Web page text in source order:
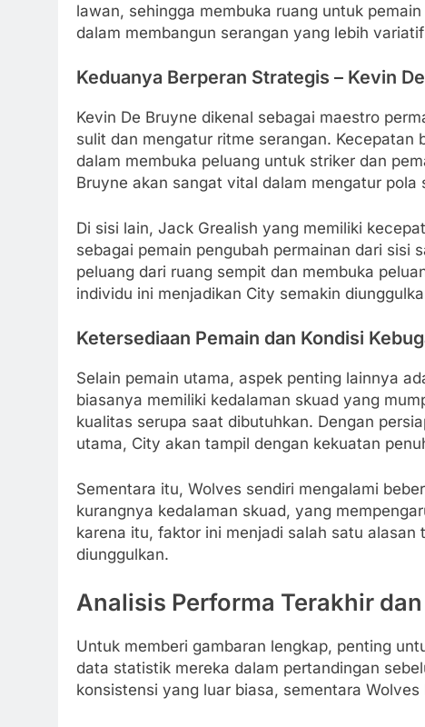
lawan, sehingga membuka ruang untuk
dalam membangun serangan yang lebih
Keduanya Berperan Strategis – Kevin
Kevin De Bruyne dikenal sebagai maestro
sulit dan mengatur ritme serangan.
dalam membuka peluang untuk striker dan
Bruyne akan sangat vital dalam mengatur
Di sisi lain, Jack Grealish yang memiliki
sebagai pemain pengubah permainan dari sisi
peluang dari ruang sempit dan membuka
individu ini menjadikan City semakin
Ketersediaan Pemain dan Kondisi
Selain pemain utama, aspek penting lainnya
biasanya memiliki kedalaman skuad yang
kualitas serupa saat dibutuhkan. Dengan
utama, City akan tampil dengan kekuatan
Sementara itu, Wolves sendiri mengalami
kurangnya kedalaman skuad, yang
karena itu, faktor ini menjadi salah satu
diunggulkan.
Analisis Performa Terakhir
Untuk memberi gambaran lengkap, penting
data statistik mereka dalam pertandingan
konsistensi yang luar biasa, sementara